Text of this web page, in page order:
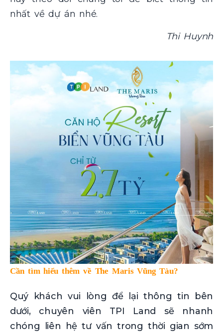
nhất về dự án nhé.
Thi Huynh
Cần tìm hiểu thêm về The Maris Vũng Tàu?
Quý khách vui lòng để lại thông tin bên
dưới, chuyên viên TPI Land sẽ nhanh
chóng liên hệ tư vấn trong thời gian sớm